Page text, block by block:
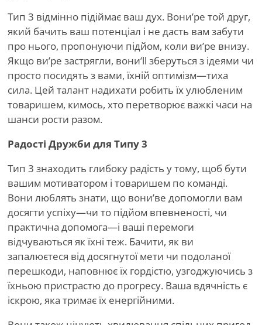
Тип 3 відмінно підіймає ваш дух. Вони’ре той друг,
який бачить ваш потенціал і не дасть вам забути
про нього, пропонуючи підйом, коли ви’ре внизу.
Якщо ви’ре застрягли, вони’ll зберуться з ідеями чи
просто посидять з вами, їхній оптимізм—тиха
сила. Цей талант надихати робить їх улюбленим
товаришем, кимось, хто перетворює важкі часи на
шанси рости разом.
Радості Дружби для Типу 3
Тип 3 знаходить глибоку радість у тому, щоб бути
вашим мотиватором і товаришем по команді.
Вони люблять знати, що вони’ве допомогли вам
досягти успіху—чи то підйом впевненості, чи
практична допомога—і ваші перемоги
відчуваються як їхні теж. Бачити, як ви
запалюєтеся від досягнутої мети чи подоланої
перешкоди, наповнює їх гордістю, узгоджуючись з
їхньою пристрастю до прогресу. Ваша вдячність є
іскрою, яка тримає їх енергійними.